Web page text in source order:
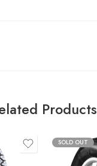
Products
SOLD OUT